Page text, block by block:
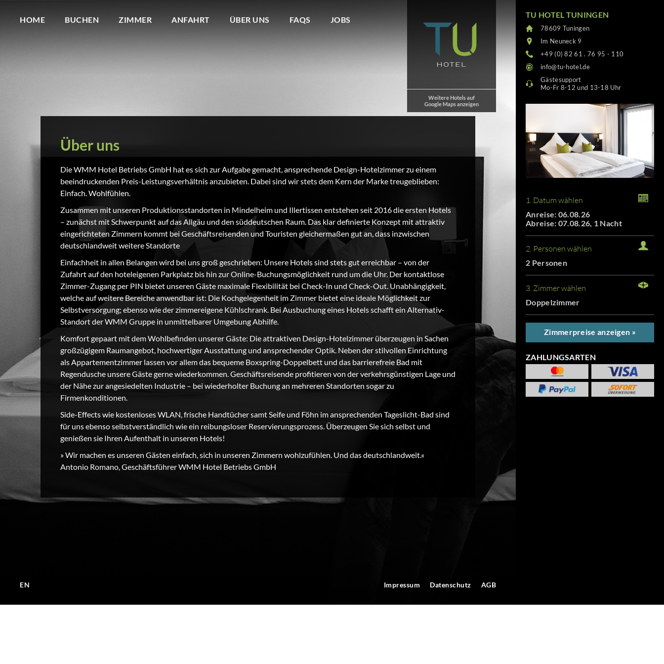
Weitere Hotels auf
Google Maps anzeigen
HOME BUCHEN ZIMMER ANFAHRT ÜBER UNS FAQS JOBS
EN Impressum Datenschutz AGB
Über uns
Die WMM Hotel Betriebs GmbH hat es sich zur Aufgabe gemacht, ansprechende Design-Hotelzimmer zu einem
beeindruckenden Preis-Leistungsverhältnis anzubieten. Dabei sind wir stets dem Kern der Marke treugeblieben:
Einfach. Wohlfühlen.
Zusammen mit unseren Produktionsstandorten in Mindelheim und Illertissen entstehen seit 2016 die ersten Hotels
– zunächst mit Schwerpunkt auf das Allgäu und den süddeutschen Raum. Das klar definierte Konzept mit attraktiv
eingerichteten Zimmern kommt bei Geschäftsreisenden und Touristen gleichermaßen gut an, dass inzwischen
deutschlandweit weitere Standorte
Einfachheit in allen Belangen wird bei uns groß geschrieben: Unsere Hotels sind stets gut erreichbar – von der
Zufahrt auf den hoteleigenen Parkplatz bis hin zur Online-Buchungsmöglichkeit rund um die Uhr. Der kontaktlose
Zimmer-Zugang per PIN bietet unseren Gäste maximale Flexibilität bei Check-In und Check-Out. Unabhängigkeit,
welche auf weitere Bereiche anwendbar ist: Die Kochgelegenheit im Zimmer bietet eine ideale Möglichkeit zur
Selbstversorgung; ebenso wie der zimmereigene Kühlschrank. Bei Ausbuchung eines Hotels schafft ein Alternativ-
Standort der WMM Gruppe in unmittelbarer Umgebung Abhilfe.
Komfort gepaart mit dem Wohlbefinden unserer Gäste: Die attraktiven Design-Hotelzimmer überzeugen in Sachen
großzügigem Raumangebot, hochwertiger Ausstattung und ansprechender Optik. Neben der stilvollen Einrichtung
als Appartementzimmer lassen vor allem das bequeme Boxspring-Doppelbett und das barrierefreie Bad mit
Regendusche unsere Gäste gerne wiederkommen. Geschäftsreisende profitieren von der verkehrsgünstigen Lage und
der Nähe zur angesiedelten Industrie – bei wiederholter Buchung an mehreren Standorten sogar zu
Firmenkonditionen.
Side-Effects wie kostenloses WLAN, frische Handtücher samt Seife und Föhn im ansprechenden Tageslicht-Bad sind
für uns ebenso selbstverständlich wie ein reibungsloser Reservierungsprozess. Überzeugen Sie sich selbst und
genießen sie Ihren Aufenthalt in unseren Hotels!
» Wir machen es unseren Gästen einfach, sich in unseren Zimmern wohlzufühlen. Und das deutschlandweit.«
Antonio Romano, Geschäftsführer WMM Hotel Betriebs GmbH
TU HOTEL TUNINGEN
78609 Tuningen
Im Neuneck 9
+49 (0) 82 61 . 76 95 - 110
info@tu-hotel.de
Gästesupport
Mo-Fr 8-12 und 13-18 Uhr
1. Datum wählen
Anreise: 06.08.26
Abreise: 07.08.26, 1 Nacht
2. Personen wählen
2 Personen
3. Zimmer wählen
Doppelzimmer
Zimmerpreise anzeigen »
ZAHLUNGSARTEN